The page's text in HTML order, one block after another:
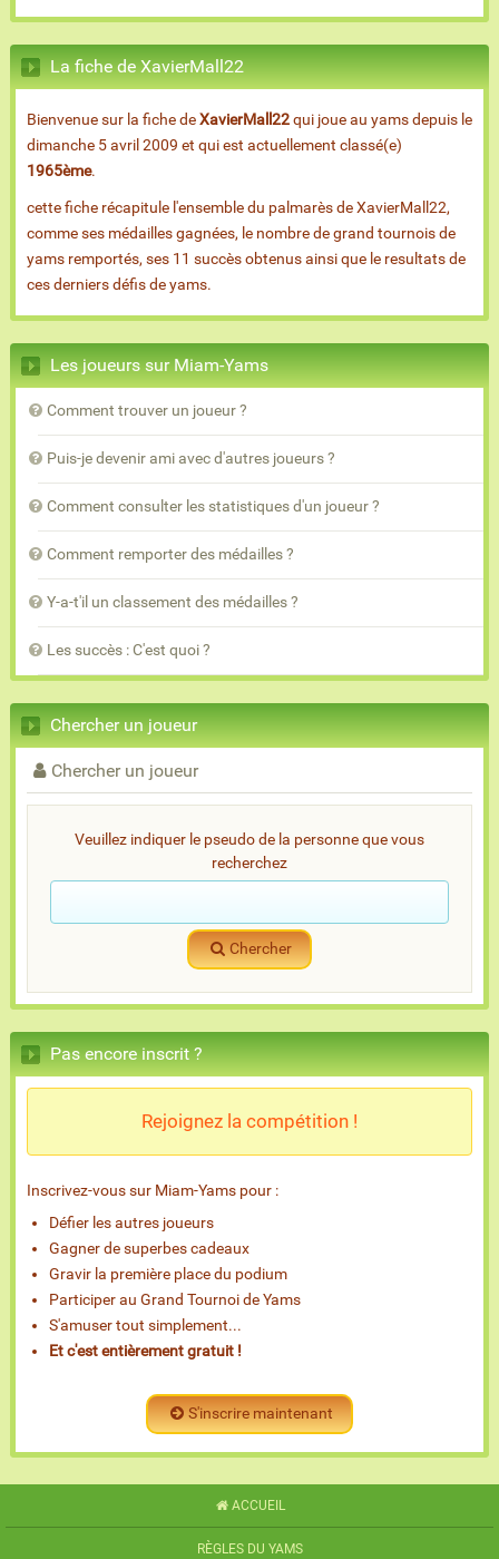
La fiche de XavierMall22
Bienvenue sur la fiche deXavierMall22qui joue au yams depuis le
dimanche 5 avril 2009 et qui est actuellement classé(e)
1965ème.
cette fiche récapitule l'ensemble du palmarès de XavierMall22,
comme ses médailles gagnées, le nombre de grand tournois de
yams remportés, ses 11 succès obtenus ainsi que le resultats de
ces derniers défis de yams.
Les joueurs sur Miam-Yams
Comment trouver un joueur ?
Puis-je devenir ami avec d'autres joueurs ?
Comment consulter les statistiques d'un joueur ?
Comment remporter des médailles ?
Y-a-t'il un classement des médailles ?
Les succès : C'est quoi ?
Chercher un joueur
Chercher un joueur
Veuillez indiquer le pseudo de la personne que vous
recherchez
Chercher
Pas encore inscrit ?
Rejoignez la compétition !
Inscrivez-vous sur Miam-Yams pour :
Défier les autres joueurs
Gagner de superbes cadeaux
Gravir la première place du podium
Participer au Grand Tournoi de Yams
S'amuser tout simplement...
Et c'est entièrement gratuit !
S'inscrire maintenant
ACCUEIL
RÈGLES DU YAMS